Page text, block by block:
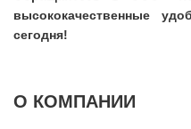
высококачественные
сегодня!
О КОМПАНИИ